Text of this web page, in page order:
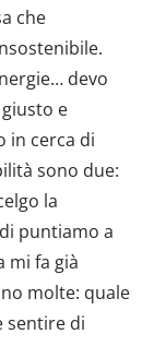
che
devo
e
in cerca di
sono due:
la
puntiamo a
mi fa già
molte: quale
sentire di